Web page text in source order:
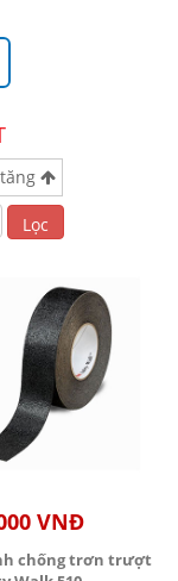
Lọc
VNĐ
chống trơn trượt